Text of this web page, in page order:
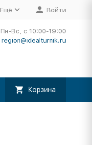
Ещё Войти
Пн-Вс, с 10:00-19:00
region@idealturnik.ru
Корзина